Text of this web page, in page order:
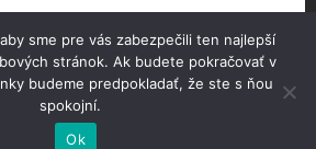
Správa majetku mesta, n.o.,
Partizánske
sme pre vás zabezpečili ten najlepší
stránok. Ak budete pokračovať v
budeme predpokladať, že ste s ňou
spokojní.
Ok